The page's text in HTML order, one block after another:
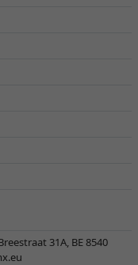
31A, BE 8540